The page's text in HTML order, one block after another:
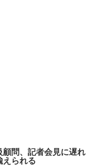
問、記者会見に遅れ
えられる